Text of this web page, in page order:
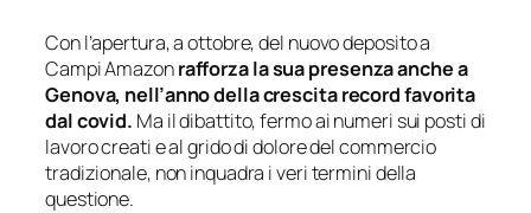
Con l’apertura, a ottobre, del nuovo deposito a
Campi Amazonrafforza la sua presenza anche a
Genova, nell’anno della crescita record favorita
dal covid. Ma il dibattito, fermo ai numeri sui posti di
lavoro creati e al grido di dolore del commercio
tradizionale, non inquadra i veri termini della
questione.